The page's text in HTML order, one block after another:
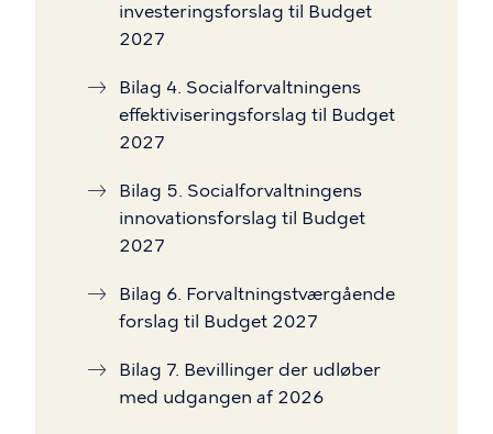
investeringsforslag til Budget
2027
Bilag 4. Socialforvaltningens
effektiviseringsforslag til Budget
2027
Bilag 5. Socialforvaltningens
innovationsforslag til Budget
2027
Bilag 6. Forvaltningstværgående
forslag til Budget 2027
Bilag 7. Bevillinger der udløber
med udgangen af 2026